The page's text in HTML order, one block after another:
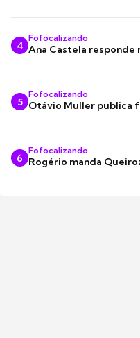
4
Fofocalizando
Ana Castela responde
5
Fofocalizando
Otávio Muller publica
6
Fofocalizando
Rogério manda